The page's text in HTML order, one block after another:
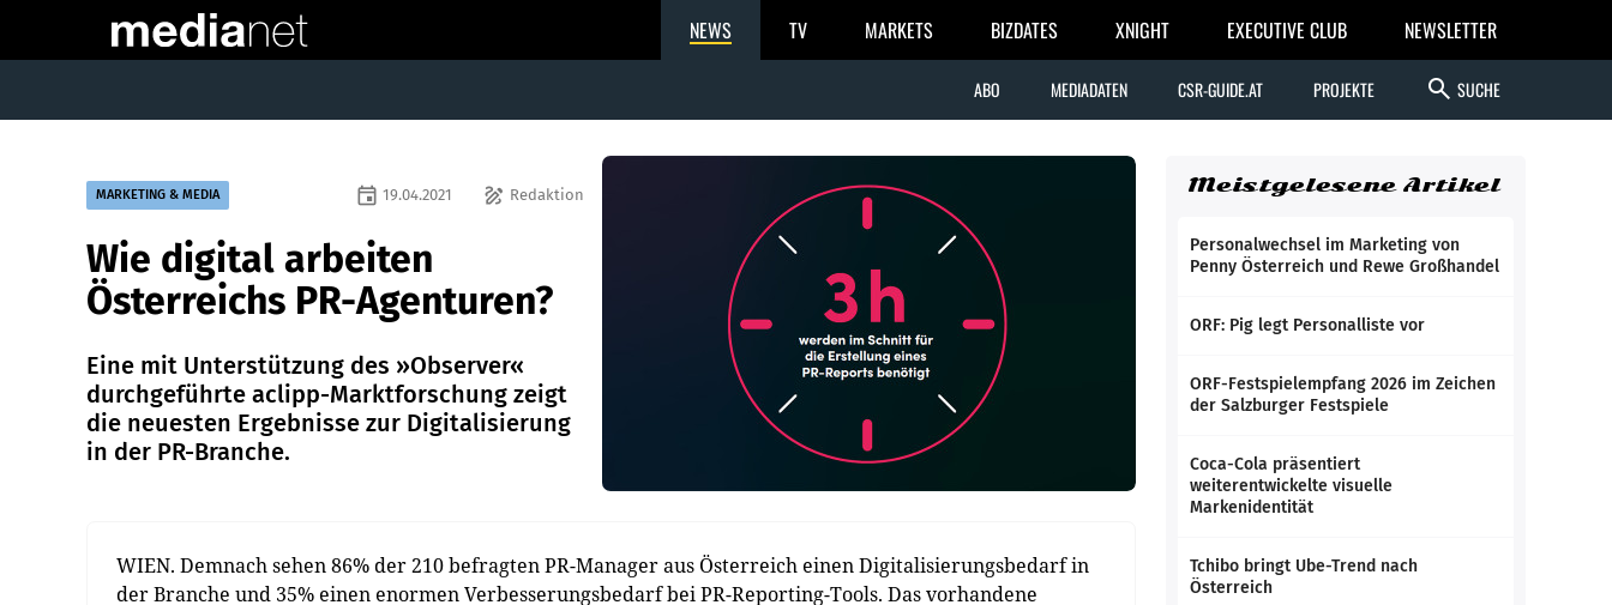
NEWS TV MARKETS BIZDATES XNIGHT EXECUTIVE CLUB NEWSLETTER
ABO MEDIADATEN CSR-GUIDE.AT PROJEKTE search SUCHE
MARKETING & MEDIA draw Redaktion
event 19.04.2021
Wie digital arbeiten
Österreichs PR-Agenturen?
Eine mit Unterstützung des »Observer«
durchgeführte aclipp-Marktforschung zeigt
die neuesten Ergebnisse zur Digitalisierung
in der PR-Branche.
WIEN. Demnach sehen 86% der 210 befragten PR-Manager aus Österreich einen Digitalisierungsbedarf in
der Branche und 35% einen enormen Verbesserungsbedarf bei PR-Reporting-Tools. Das vorhandene
Meistgelesene Artikel
Personalwechsel im Marketing von
Penny Österreich und Rewe Großhandel
ORF: Pig legt Personalliste vor
ORF-Festspielempfang 2026 im Zeichen
der Salzburger Festspiele
Coca-Cola präsentiert
weiterentwickelte visuelle
Markenidentität
Tchibo bringt Ube-Trend nach
Österreich